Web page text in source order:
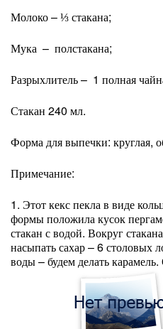
Молоко – ⅓ стакана;
Мука – полстакана;
Разрыхлитель – 1 полная
Стакан 240 мл.
Форма для выпечки: круглая,
Примечание:
1. Этот кекс пекла в виде
формы положила кусок
стакан с водой. Вокруг
насыпать сахар – 6 столовых
воды – будем делать